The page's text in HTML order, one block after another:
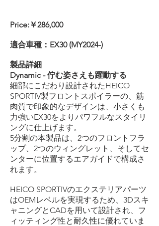
Price:￥286,000
適合車種：EX30 (MY2024-)
製品詳細
Dynamic - 佇む姿さえも躍動する
細部にこだわり設計されたHEICO
SPORTIV製フロントスポイラーの、筋
肉質で印象的なデザインは、小さくも
力強いEX30をよりパワフルなスタイリ
ングに仕上げます。
5分割の本製品は、2つのフロントフラ
ップ、2つのウィングレット、そしてセ
ンターに位置するエアガイドで構成さ
れます。
HEICO SPORTIVのエクステリアパーツ
はOEMレベルを実現するため、3Dスキ
ャニングとCADを用いて設計され、 フ
ィッティング性と耐久性に優れていま